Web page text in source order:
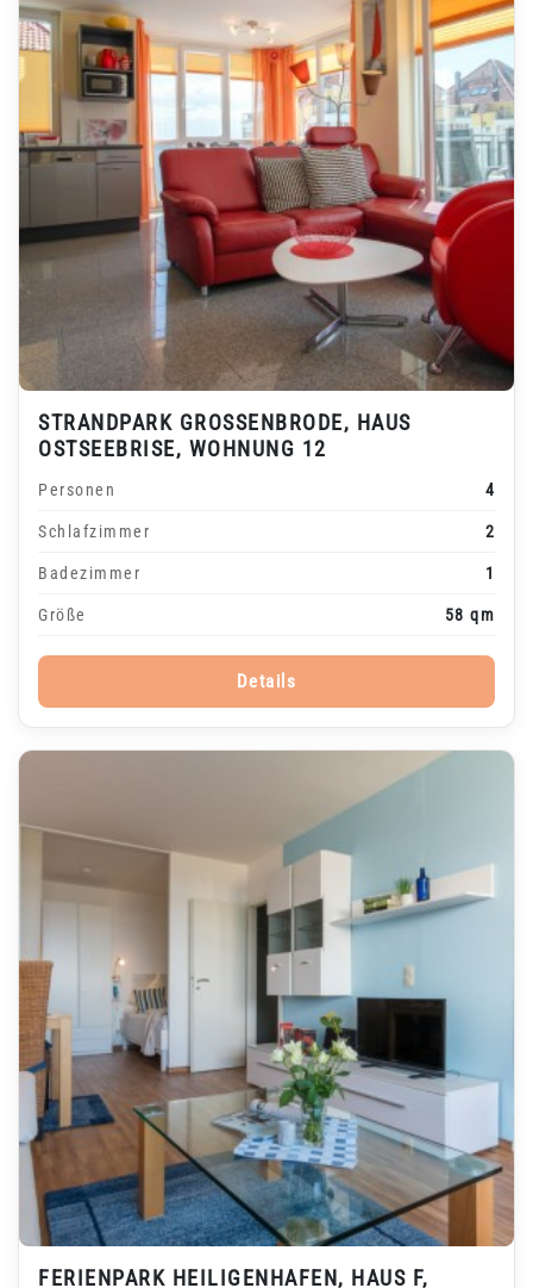
STRANDPARK GROSSENBRODE, HAUS O
STSEEBRISE, WOHNUNG 12
Personen 4
Schlafzimmer 2
Badezimmer 1
Größe 58 qm
Details
FERIENPARK HEILIGENHAFEN, HAUS F,